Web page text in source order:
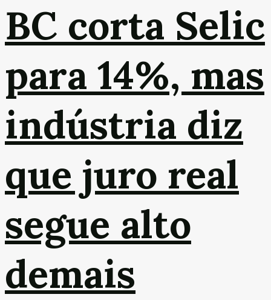
BC corta Selic
para 14%, mas
indústria diz
que juro real
segue alto
demais